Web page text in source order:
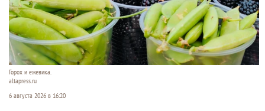
Горох и ежевика.
altapress.ru
6 августа 2026 в 16:20